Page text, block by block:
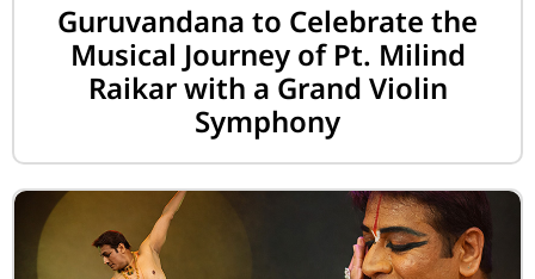
Guruvandana to Celebrate the
Musical Journey of Pt. Milind
Raikar with a Grand Violin
Symphony